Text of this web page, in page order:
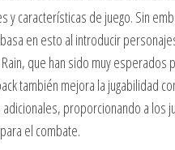
y características de juego. Sin
en esto al introducir
que han sido muy esperados
también mejora la jugabilidad
proporcionando a los
el combate.